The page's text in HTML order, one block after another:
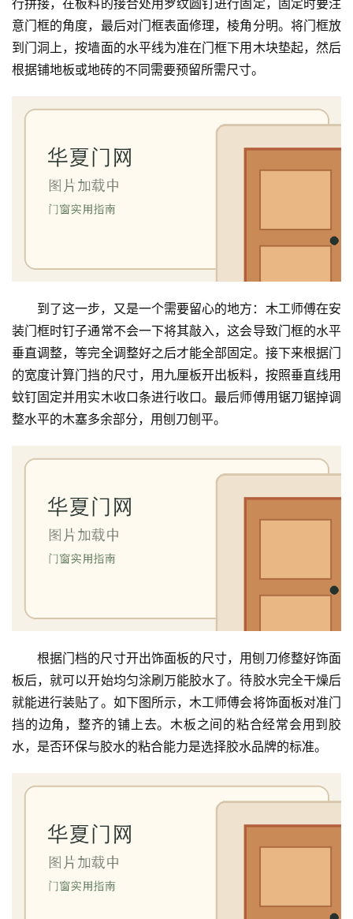
大
门
铸
门
安
门
业
资
讯
联
意门框的角度，最后对门框表面修理，棱角分明。将门框放
到门洞上，按墙面的水平线为准在门框下用木块垫起，然后
根据铺地板或地砖的不同需要预留所需尺寸。
到了这一步，又是一个需要留心的地方：木工师傅在安
装门框时钉子通常不会一下将其敲入，这会导致门框的水平
垂直调整，等完全调整好之后才能全部固定。接下来根据门
的宽度计算门挡的尺寸，用九厘板开出板料，按照垂直线用
蚊钉固定并用实木收口条进行收口。最后师傅用锯刀锯掉调
整水平的木塞多余部分，用刨刀刨平。
根据门档的尺寸开出饰面板的尺寸，用刨刀修整好饰面
板后，就可以开始均匀涂刷万能胶水了。待胶水完全干燥后
就能进行装贴了。如下图所示，木工师傅会将饰面板对准门
挡的边角，整齐的铺上去。木板之间的粘合经常会用到胶
水，是否环保与胶水的粘合能力是选择胶水品牌的标准。